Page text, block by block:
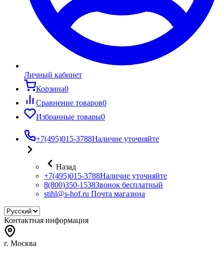
Личный кабинет
Корзина0
Сравнение товаров0
Избранные товары0
+7(495)015-3788Наличие уточняйте
Назад
+7(495)015-3788Наличие уточняйте
8(800)350-1538Звонок бесплатный
stihl@s-hof.ru Почта магазина
Контактная информация
г. Москва